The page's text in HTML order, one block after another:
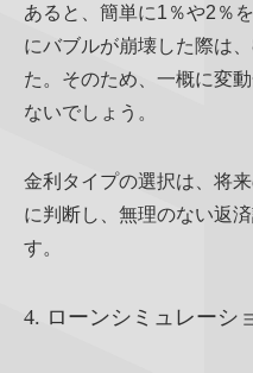
あると、簡単に1％や2％
にバブルが崩壊した際は
た。そのため、一概に変
ないでしょう。
金利タイプの選択は、将
に判断し、無理のない返
す。
4. ローンシミュレーシ